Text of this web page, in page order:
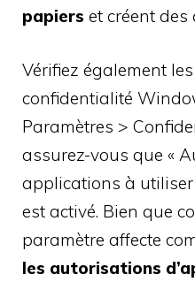
papiers et créent des
Vérifiez également
confidentialité
Paramètres >
assurez-vous que «
applications à
est activé. Bien que
paramètre affecte
les autorisations